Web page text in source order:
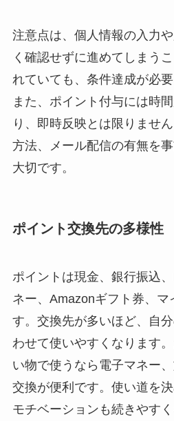
注意点は、個人情報の入力
く確認せずに進めてしまう
れていても、条件達成が必要
また、ポイント付与には時
り、即時反映とは限りませ
方法、メール配信の有無を
大切です。
ポイント交換先の多様性
ポイントは現金、銀行振込
ネー、Amazonギフト券、マ
す。交換先が多いほど、自
わせて使いやすくなります
い物で使うなら電子マネー
交換が便利です。使い道を
モチベーションも続きやすく